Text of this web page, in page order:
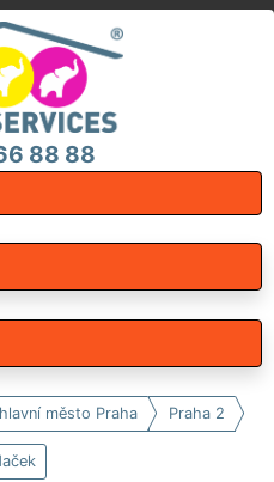
88 88
hlavní město Praha Praha 2